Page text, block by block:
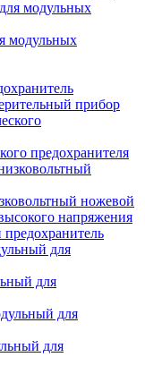
модульных
прибор
предохранителя
ножевой
напряжения
для
для